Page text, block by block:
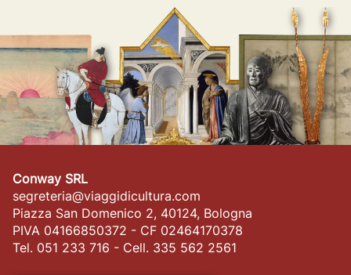
Conway SRL
segreteria@viaggidicultura.com
Piazza San Domenico 2, 40124, Bologna
PIVA 04166850372 - CF 02464170378
Tel. 051 233 716 - Cell. 335 562 2561